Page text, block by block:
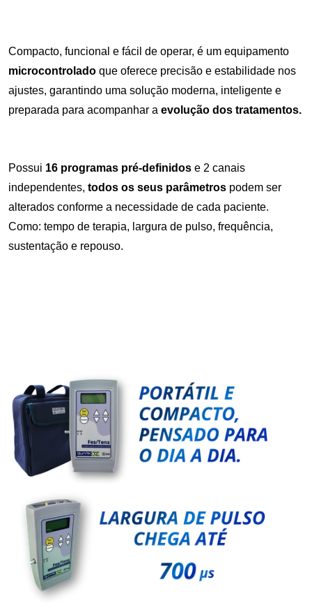
Compacto, funcional e fácil de operar, é um equipamento
microcontrolado que oferece precisão e estabilidade nos
ajustes, garantindo uma solução moderna, inteligente e
preparada para acompanhar a evolução dos tratamentos.
Possui 16 programas pré-definidos e 2 canais
independentes, todos os seus parâmetros podem ser
alterados conforme a necessidade de cada paciente.
Como: tempo de terapia, largura de pulso, frequência,
sustentação e repouso.